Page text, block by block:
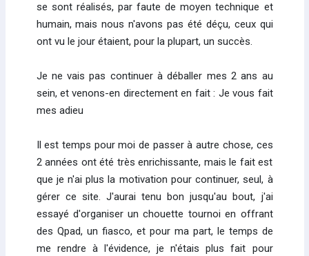
se sont réalisés, par faute de moyen technique et
humain, mais nous n'avons pas été déçu, ceux qui
ont vu le jour étaient, pour la plupart, un succès.
Je ne vais pas continuer à déballer mes 2 ans au
sein, et venons-en directement en fait : Je vous fait
mes adieu
Il est temps pour moi de passer à autre chose, ces
2 années ont été très enrichissante, mais le fait est
que je n'ai plus la motivation pour continuer, seul, à
gérer ce site. J'aurai tenu bon jusqu'au bout, j'ai
essayé d'organiser un chouette tournoi en offrant
des Qpad, un fiasco, et pour ma part, le temps de
me rendre à l'évidence, je n'étais plus fait pour